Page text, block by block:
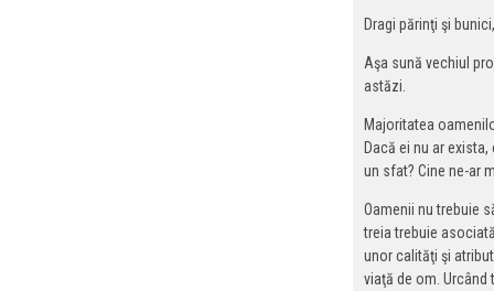
Dragi părinţi şi
Aşa sună vechiul
astăzi.
Majoritatea
Dacă ei nu ar
un sfat? Cine ne-ar
Oamenii nu trebuie
treia trebuie
unor calităţi şi
viaţă de om. Urcând